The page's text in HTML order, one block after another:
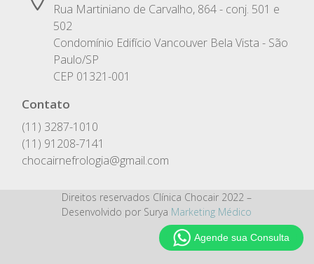
Rua Martiniano de Carvalho, 864 - conj. 501 e
502
Condomínio Edifício Vancouver Bela Vista - São
Paulo/SP
CEP 01321-001
Contato
(11) 3287-1010
(11) 91208-7141
chocairnefrologia@gmail.com
Direitos reservados Clínica Chocair 2022 –
Desenvolvido por Surya Marketing Médico
Agende sua Consulta